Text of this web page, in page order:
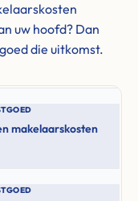
uw hoofd? Dan
die uitkomst.
makelaarskosten